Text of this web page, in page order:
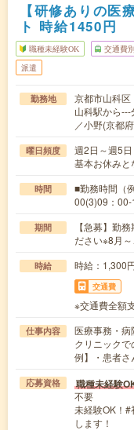
【研修ありの医
ト 時給1450円
職種未経験OK 交通費
派遣
勤務地
京都市山科区
山科駅から
／小野(京都
曜日頻度
週2日～週5
基本お休みと
時間
■勤務時間（
00(3)09：
期間
【急募】勤
ださい※8月～
時給 時給：1,300
交通費
※交通費全額
仕事内容
医療事務・病
クリニック
例】・患者
応募資格 職種未経験
不要
未経験OK！
します！